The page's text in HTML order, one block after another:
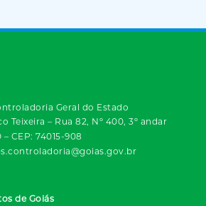
Geral do Estado
Teixeira – Rua 82, Nº 400, 3º andar
CEP: 74015-908
de Goiás